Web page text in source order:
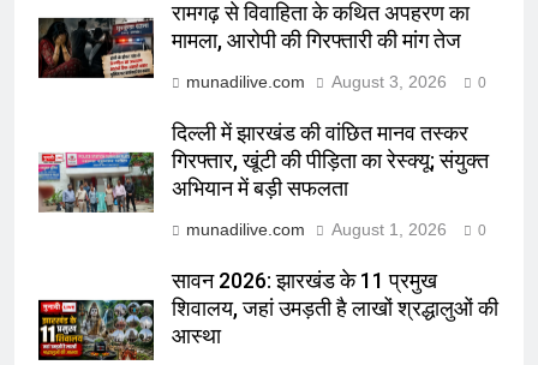
रामगढ़ से विवाहिता के कथित अपहरण का
मामला, आरोपी की गिरफ्तारी की मांग तेज
munadilive.com August 3, 2026 0
दिल्ली में झारखंड की वांछित मानव तस्कर
गिरफ्तार, खूंटी की पीड़िता का रेस्क्यू; संयुक्त
अभियान में बड़ी सफलता
munadilive.com August 1, 2026 0
सावन 2026: झारखंड के 11 प्रमुख
शिवालय, जहां उमड़ती है लाखों श्रद्धालुओं की
आस्था